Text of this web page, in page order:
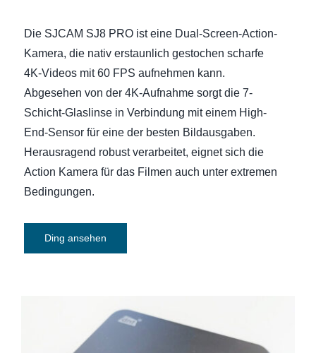
Die SJCAM SJ8 PRO ist eine Dual-Screen-Action-
Kamera, die nativ erstaunlich gestochen scharfe
4K-Videos mit 60 FPS aufnehmen kann.
Abgesehen von der 4K-Aufnahme sorgt die 7-
Schicht-Glaslinse in Verbindung mit einem High-
End-Sensor für eine der besten Bildausgaben.
Herausragend robust verarbeitet, eignet sich die
Action Kamera für das Filmen auch unter extremen
Bedingungen.
Ding ansehen